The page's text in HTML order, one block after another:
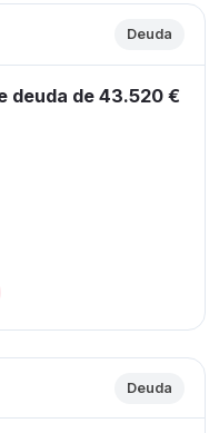
Deuda
deuda de 43.520 €
Deuda